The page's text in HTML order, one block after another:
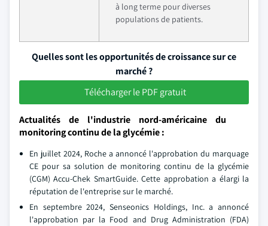
à long terme pour diverses
populations de patients.
Quelles sont les opportunités de croissance sur ce
marché ?
Télécharger le PDF gratuit
Actualités de l'industrie nord-américaine du
monitoring continu de la glycémie :
En juillet 2024, Roche a annoncé l'approbation du marquage
CE pour sa solution de monitoring continu de la glycémie
(CGM) Accu-Chek SmartGuide. Cette approbation a élargi la
réputation de l'entreprise sur le marché.
En septembre 2024, Senseonics Holdings, Inc. a annoncé
l'approbation par la Food and Drug Administration (FDA)